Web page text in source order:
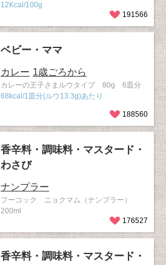
12Kcal/100g
191566
ベビー・ママ
カレー 1歳ごろから
カレーの王子さまルウタイプ 80g 6皿分
68kcal/1皿分(ルウ13.3g)あたり
188560
香辛料・調味料・マスタード・
わさび
ナンプラー
フーコック ニョクマム（ナンプラー）
200ml
176527
香辛料・調味料・マスタード・